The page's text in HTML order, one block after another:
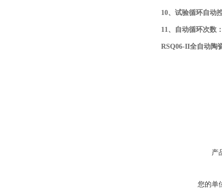
10、试验循环自动
11、自动循环次数
RSQ06-II全自动陶
产
您的单